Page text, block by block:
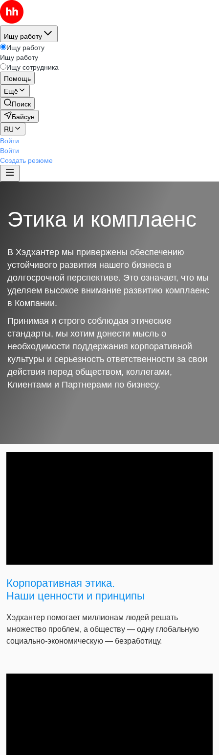
Ищу работу
Ищу работу
Ищу работу
Ищу сотрудника
Помощь
Ещё
Поиск
Байсун
RU
Войти
Войти
Создать резюме
Этика и комплаенс
В Хэдхантер мы привержены обеспечению
устойчивого развития нашего бизнеса в
долгосрочной перспективе. Это означает, что мы
уделяем высокое внимание развитию комплаенс
в Компании.
Принимая и строго соблюдая этические
стандарты, мы хотим донести мысль о
необходимости поддержания корпоративной
культуры и серьезность ответственности за свои
действия перед обществом, коллегами,
Клиентами и Партнерами по бизнесу.
Корпоративная этика.
Наши ценности и принципы
Хэдхантер помогает миллионам людей решать
множество проблем, а обществу — одну глобальную
социально-экономическую — безработицу.